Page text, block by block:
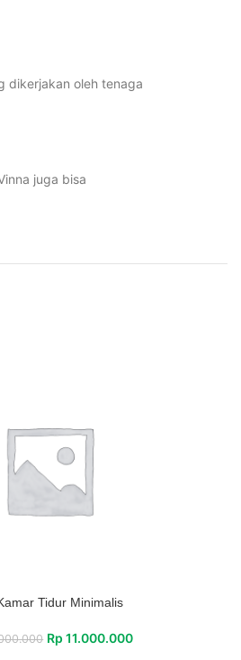
dikerjakan oleh tenaga
juga bisa
Tidur Minimalis
Rp 11.000.000